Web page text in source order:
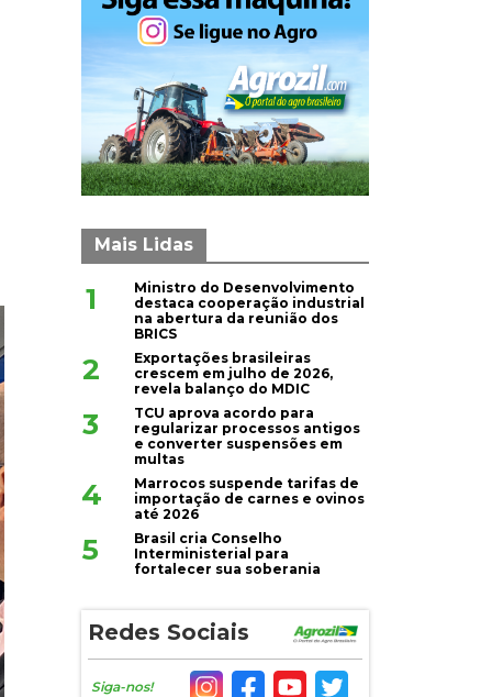
Mais Lidas
1
Ministro do Desenvolvimento
destaca cooperação industrial
na abertura da reunião dos
BRICS
2
Exportações brasileiras
crescem em julho de 2026,
revela balanço do MDIC
3
TCU aprova acordo para
regularizar processos antigos
e converter suspensões em
multas
4
Marrocos suspende tarifas de
importação de carnes e ovinos
até 2026
5
Brasil cria Conselho
Interministerial para
fortalecer sua soberania
Redes Sociais
Siga-nos!